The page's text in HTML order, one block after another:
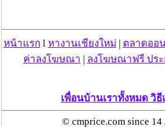
แม่สะเรียง ลุยตรวจ “สกุชชี่“
มาตรฐานเสี่ยงอันตราย สั่งห้า
“ลาว” ส่ง “24 คนไทย” กลับป
เชียงของ เพื่อดำเนินการตา
หน้าแรก l หางานเชียงใหม่ | ตลาดออ
ค่าลงโฆษณา | ลงโฆษณาฟรี ปร
เพื่อนบ้านเราทั้งหมด วิ
© cmprice.com since 14